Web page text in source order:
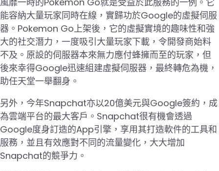
能容納大量玩家同時在線，實歸功於Google的虛擬伺服
器。Pokemon Go上架後，它的虛擬實境的趣味性和強
大的社交潛力，一度吸引大量玩家下載，令開發商始料
不及。原設的伺服器本來無力應付蜂擁而至的玩家，但
後來幸得Google迅速組建虛擬伺服器，最終轉危為機，
助任天堂一舉翻身。
另外，今年Snapchat亦以20億美元與Google簽約，成
為雲端平台的最大客戶。Snapchat很有機會透過
Google度身訂造的App引擎，享用其打造軟件的工具和
服務，並且有效應對不同的流量變化，大大增加
Snapchat的競爭力。